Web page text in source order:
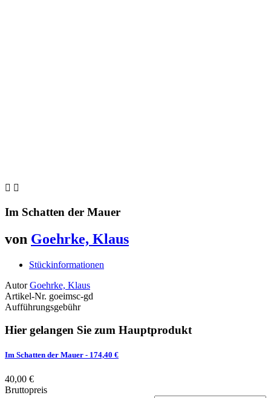
 
Im Schatten der Mauer
von Goehrke, Klaus
Stückinformationen
Autor Goehrke, Klaus
Artikel-Nr. goeimsc-gd
Aufführungsgebühr
Hier gelangen Sie zum Hauptprodukt
Im Schatten der Mauer - 174,40 €
40,00 €
Bruttopreis